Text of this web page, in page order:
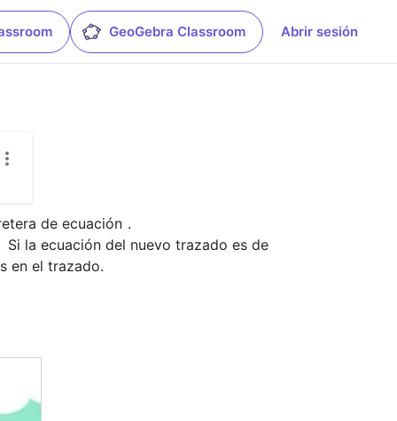
GeoGebra Classroom Abrir sesión
de ecuación .
la ecuación del nuevo trazado es de
en el trazado.